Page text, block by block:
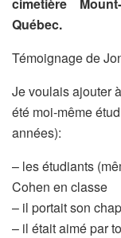
Québec.
Témoignage de
Je voulais ajouter
été moi-même
années):
– les étudiants
Cohen en classe
– il portait son
– il était aimé par